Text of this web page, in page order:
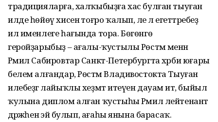
традицияларға, халҡыбыҙға хас булған тыуған
илде һөйөү хисенә тоғро ҡалып, әле лә егеттәребеҙ
ил именлеге һағында тора. Бөгөнгө
геройҙарыбыҙ – ағалы-ҡустылы Рөстәм менән
Рәмил Сабировтар Санкт-Петербургта хәрби юғары
белем алғандар, Рөстәм Владивостокта Тыуған
илебеҙгә лайыҡлы хеҙмәт итеүен дауам итә, быйыл
ҡулына диплом алған ҡустыһы Рәмил лейтенант
дәрәжәһенә эйә булып, ағаһы янына барасаҡ.